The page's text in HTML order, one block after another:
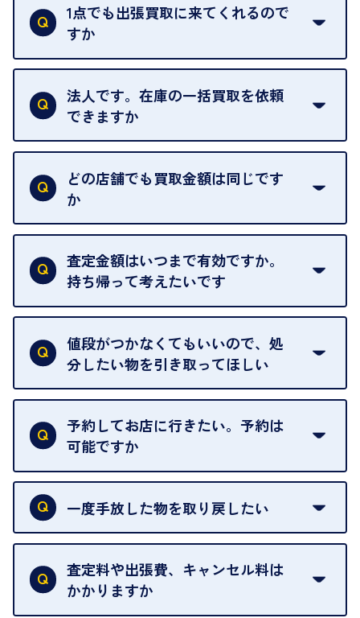
ただし、お品物の種類や量によっては対応させてい
ただくことがあります。
1点でも出張買取に来てくれるので
すか
はい。1点でもお伺いします。
法人です。在庫の一括買取を依頼
できますか
はい。喜んで承ります。出張買取をご利用くださ
い。
ご指定の場所にお伺いします。
どの店舗でも買取金額は同じです
か
はい。全店舗一律です。
ただし、中古市場は日々変動するため、査定した日
によって査定額が変わることはございます。
査定金額はいつまで有効ですか。
持ち帰って考えたいです
査定額は当日限り有効です。
中古市場が日々変動するため、翌日には査定額が変
わることがございます。
値段がつかなくてもいいので、処
分したい物を引き取ってほしい
再販不可能な物は、場合によってはお断りすること
がございます。ご了承ください。
予約してお店に行きたい。予約は
可能ですか
申し訳ありませんが、現在はご来店の予約は承って
おりません。
を整えておりますので、お好きな時にお越しくださ
い。
お急ぎの場合はスタッフに一言お声がけください。
可能な限り、迅速に対応させていただきます。
一度手放した物を取り戻したい
当店は質店ではありませんので、買い取ったお品物
は基本的に販売へと回されます。買い戻しはできま
せんので、ご了承ください。
査定料や出張費、キャンセル料は
かかりますか